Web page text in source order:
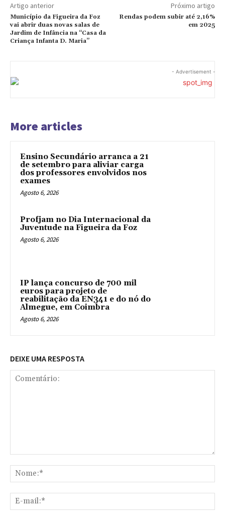
Artigo anterior
Município da Figueira da Foz
vai abrir duas novas salas de
Jardim de Infância na “Casa da
Criança Infanta D. Maria”
Próximo artigo
Rendas podem subir até 2,16%
em 2025
- Advertisement -
More articles
Ensino Secundário arranca a 21
de setembro para aliviar carga
dos professores envolvidos nos
exames
Agosto 6, 2026
Profjam no Dia Internacional da
Juventude na Figueira da Foz
Agosto 6, 2026
IP lança concurso de 700 mil
euros para projeto de
reabilitação da EN341 e do nó do
Almegue, em Coimbra
Agosto 6, 2026
DEIXE UMA RESPOSTA